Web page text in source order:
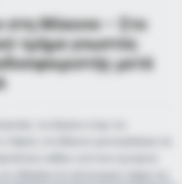
στη Μύκονο – Στο
τμήμα γνωστός
μετά